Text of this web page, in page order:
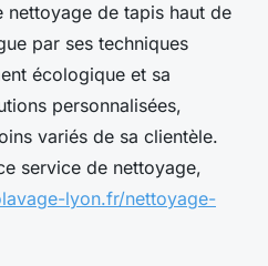
nettoyage de tapis haut de
par ses techniques
écologique et sa
personnalisées,
variés de sa clientèle.
service de nettoyage,
lyon.fr/nettoyage-